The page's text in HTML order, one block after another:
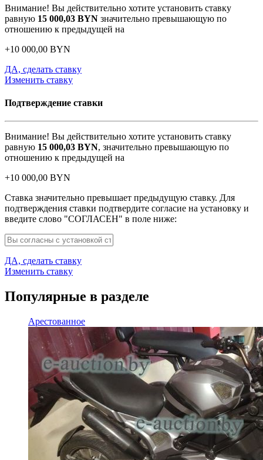
Внимание! Вы действительно хотите установить ставку
равную 15 000,03 BYN значительно превышающую по
отношению к предыдущей на
+10 000,00 BYN
ДА, сделать ставку
Изменить ставку
Подтверждение ставки
Внимание! Вы действительно хотите установить ставку
равную 15 000,03 BYN, значительно превышающую по
отношению к предыдущей на
+10 000,00 BYN
Ставка значительно превышает предыдущую ставку. Для
подтверждения ставки подтвердите согласие на установку и
введите слово "СОГЛАСЕН" в поле ниже:
ДА, сделать ставку
Изменить ставку
Популярные в разделе
Арестованное